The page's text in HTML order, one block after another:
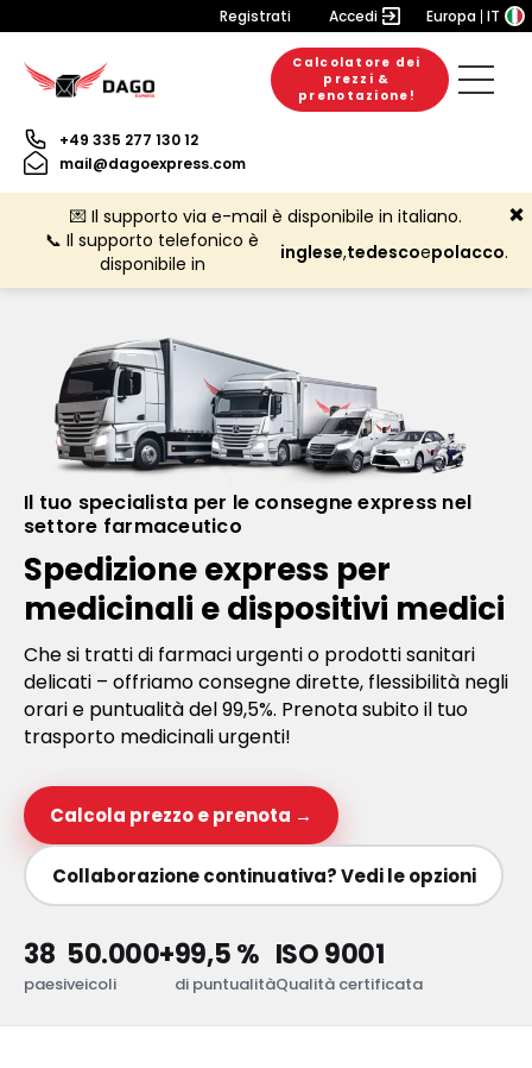
Registrati Accedi Europa IT
Calcolatore dei
prezzi &
prenotazione!
+49 335 277 130 12
mail@dagoexpress.com
💌 Il supporto via e-mail è disponibile in italiano.
📞 Il supporto telefonico è
disponibile in
inglese,tedescoepolacco.
Il tuo specialista per le consegne express nel
settore farmaceutico
Spedizione express per
medicinali e dispositivi medici
Che si tratti di farmaci urgenti o prodotti sanitari
delicati – offriamo consegne dirette, flessibilità negli
orari e puntualità del 99,5%. Prenota subito il tuo
trasporto medicinali urgenti!
Calcola prezzo e prenota →
Collaborazione continuativa? Vedi le opzioni
38
paesi
50.000+
veicoli
99,5 %
di puntualità
ISO 9001
Qualità certificata